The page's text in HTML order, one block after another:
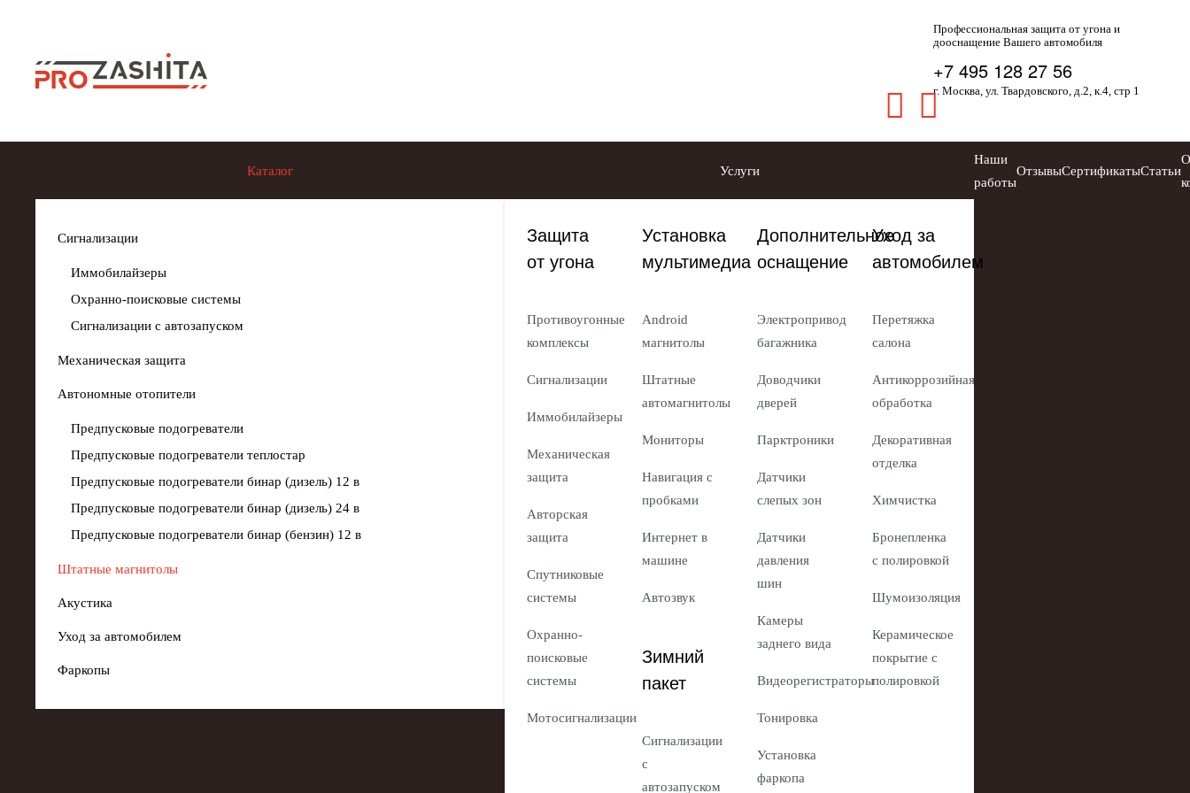
Профессиональная защита от угона и
дооснащение Вашего автомобиля
+7 495 128 27 56
г. Москва, ул. Твардовского, д.2, к.4, стр 1
Каталог
Сигнализации
Иммобилайзеры
Охранно-поисковые системы
Сигнализации с автозапуском
Механическая защита
Автономные отопители
Предпусковые подогреватели
Предпусковые подогреватели теплостар
Предпусковые подогреватели бинар (дизель) 12 в
Предпусковые подогреватели бинар (дизель) 24 в
Предпусковые подогреватели бинар (бензин) 12 в
Штатные магнитолы
Акустика
Уход за автомобилем
Фаркопы
Услуги
Защита
от угона
Противоугонные
комплексы
Сигнализации
Иммобилайзеры
Механическая
защита
Авторская
защита
Спутниковые
системы
Охранно-
поисковые
системы
Мотосигнализации
Установка
мультимедиа
Android
магнитолы
Штатные
автомагнитолы
Мониторы
Навигация с
пробками
Интернет в
машине
Автозвук
Зимний
пакет
Сигнализации
с
автозапуском
Дополнительное
оснащение
Электропривод
багажника
Доводчики
дверей
Парктроники
Датчики
слепых зон
Датчики
давления
шин
Камеры
заднего вида
Видеорегистраторы
Тонировка
Установка
фаркопа
Уход за
автомобилем
Перетяжка
салона
Антикоррозийная
обработка
Декоративная
отделка
Химчистка
Бронепленка
с полировкой
Шумоизоляция
Керамическое
покрытие с
полировкой
Наши
работы
ОтзывыСертификатыСтатьи
О